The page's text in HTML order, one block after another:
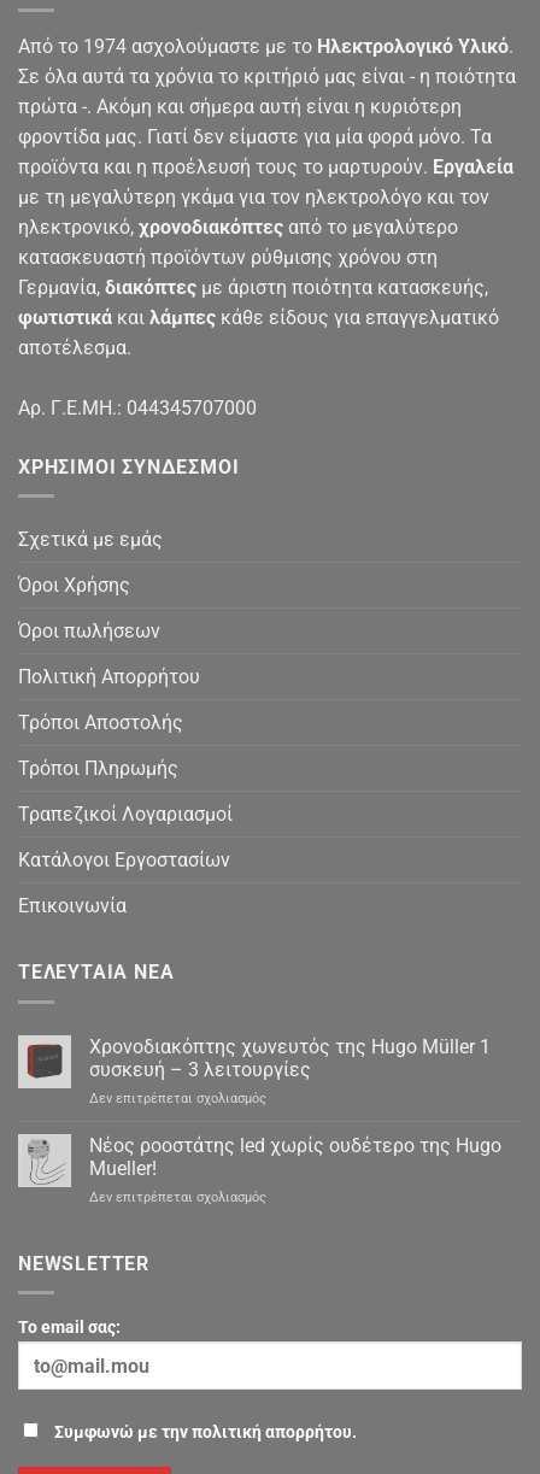
Από το 1974 ασχολούμαστε με το Ηλεκτρολογικό Υλικό.
Σε όλα αυτά τα χρόνια το κριτήριό μας είναι - η ποιότητα
πρώτα -. Ακόμη και σήμερα αυτή είναι η κυριότερη
φροντίδα μας. Γιατί δεν είμαστε για μία φορά μόνο. Τα
προϊόντα και η προέλευσή τους το μαρτυρούν. Εργαλεία
με τη μεγαλύτερη γκάμα για τον ηλεκτρολόγο και τον
ηλεκτρονικό, χρονοδιακόπτες από το μεγαλύτερο
κατασκευαστή προϊόντων ρύθμισης χρόνου στη
Γερμανία, διακόπτες με άριστη ποιότητα κατασκευής,
φωτιστικά και λάμπες κάθε είδους για επαγγελματικό
αποτέλεσμα.
Αρ. Γ.Ε.ΜΗ.: 044345707000
ΧΡΉΣΙΜΟΙ ΣΎΝΔΕΣΜΟΙ
Σχετικά με εμάς
Όροι Χρήσης
Όροι πωλήσεων
Πολιτική Απορρήτου
Τρόποι Αποστολής
Τρόποι Πληρωμής
Τραπεζικοί Λογαριασμοί
Κατάλογοι Εργοστασίων
Επικοινωνία
ΤΕΛΕΥΤΑΊΑ ΝΈΑ
Χρονοδιακόπτης χωνευτός της Hugo Müller 1
συσκευή – 3 λειτουργίες
Δεν επιτρέπεται σχολιασμόςστο
χωνευτός
της
Müller
Νέος ροοστάτης led χωρίς ουδέτερο της Hugo
Mueller!
Δεν επιτρέπεται σχολιασμόςστο
Hugo
NEWSLETTER
To email σας:
Συμφωνώ με την πολιτική απορρήτου.